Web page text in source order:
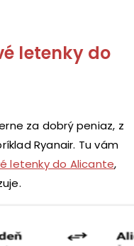
letenky do
za dobrý peniaz, z
Ryanair. Tu vám
letenky do Alicante,